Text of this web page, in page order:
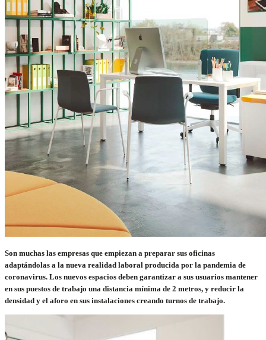
Son muchas las empresas que empiezan a preparar sus oficinas
adaptándolas a la nueva realidad laboral producida por la pandemia de
coronavirus. Los nuevos espacios deben garantizar a sus usuarios mantener
en sus puestos de trabajo una distancia mínima de 2 metros, y reducir la
densidad y el aforo en sus instalaciones creando turnos de trabajo.